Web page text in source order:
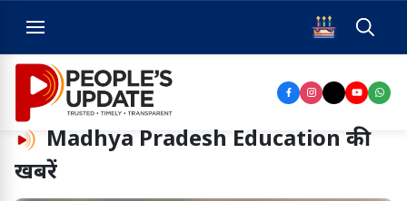
Madhya Pradesh Education की
खबरें